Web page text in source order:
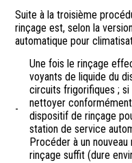
Suite à la troisième
rinçage est, selon la
automatique pour
-
Une fois le rinçage
voyants de liquide du
circuits frigorifiques ;
nettoyer
dispositif de rinçage
station de service
Procéder à un
rinçage suffit (dure